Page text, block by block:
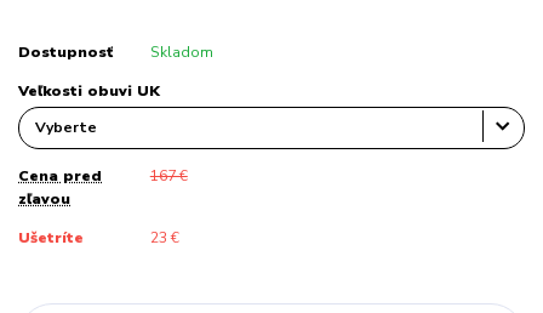
Dostupnosť Skladom
Veľkosti obuvi UK
Cena pred
zľavou
167 €
Ušetríte 23 €